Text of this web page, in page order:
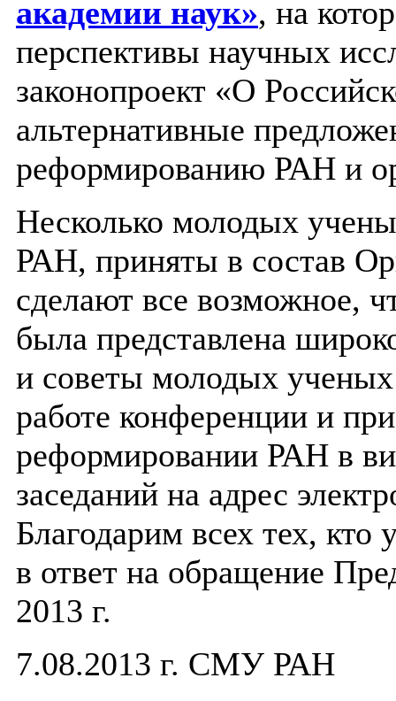
академии наук», на
перспективы научных
законопроект «О
альтернативные
реформированию РАН и
Несколько молодых
РАН, приняты в состав
сделают все возможное,
была представлена
и советы молодых ученых
работе конференции и
реформировании РАН в
заседаний на адрес
Благодарим всех тех,
в ответ на обращение
2013 г.
7.08.2013 г. СМУ РАН